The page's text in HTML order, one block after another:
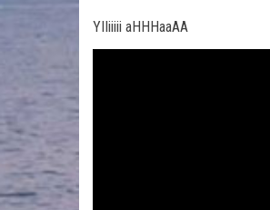
YIIiiiii aHHHaaAA